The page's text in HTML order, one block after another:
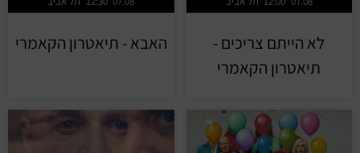
לא הייתם צריכים -
תיאטרון הקאמרי
האבא - תיאטרון הקאמרי